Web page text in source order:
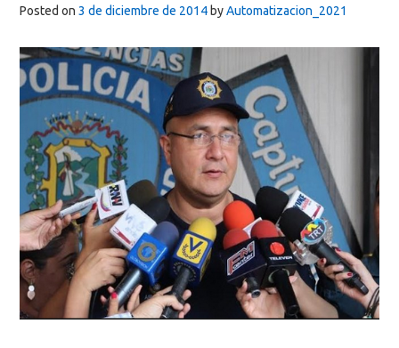
Posted on 3 de diciembre de 2014 byAutomatizacion_2021